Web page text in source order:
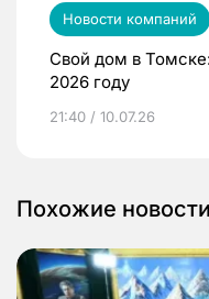
Новости компаний
Свой дом в
2026 году
21:40 / 10.07.26
Похожие новости